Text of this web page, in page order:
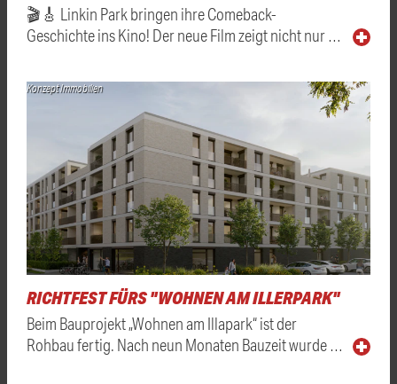
🎬🎸 Linkin Park bringen ihre Comeback-
Geschichte ins Kino! Der neue Film zeigt nicht nur …
Konzept Immobilien
RICHTFEST FÜRS "WOHNEN AM ILLERPARK"
Beim Bauprojekt „Wohnen am Illapark“ ist der
Rohbau fertig. Nach neun Monaten Bauzeit wurde …